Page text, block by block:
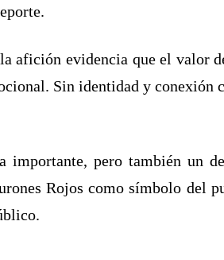
afición evidencia que el valor
Sin identidad y conexión
importante, pero también un
Rojos como símbolo del